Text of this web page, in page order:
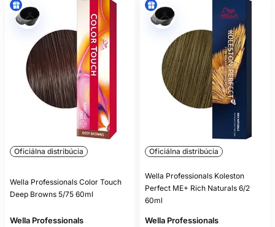
Oficiálna distribúcia
Wella Professionals Color Touch
Deep Browns 5/75 60ml
Wella Professionals
Oficiálna distribúcia
Wella Professionals Koleston
Perfect ME+ Rich Naturals 6/2
60ml
Wella Professionals